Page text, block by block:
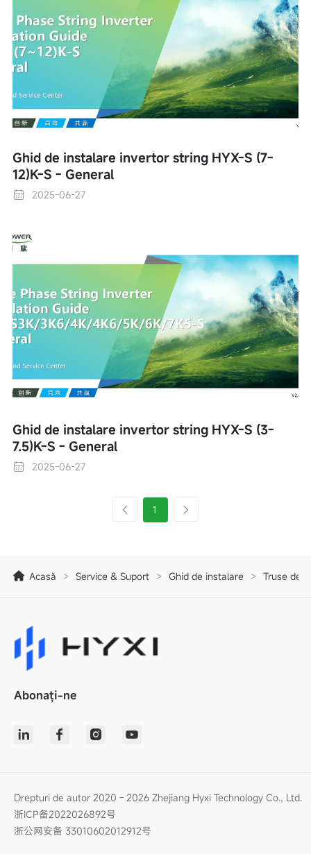
Ghid de instalare invertor string HYX-S (7-
12)K-S - General
2025-06-27
Ghid de instalare invertor string HYX-S (3-
7.5)K-S - General
2025-06-27
1
Acasă > Service & Suport > Ghid de instalare > Truse de
Abonați-ne
Drepturi de autor 2020 - 2026 Zhejiang Hyxi Technology Co., Ltd.
浙ICP备2022026892号
浙公网安备 33010602012912号